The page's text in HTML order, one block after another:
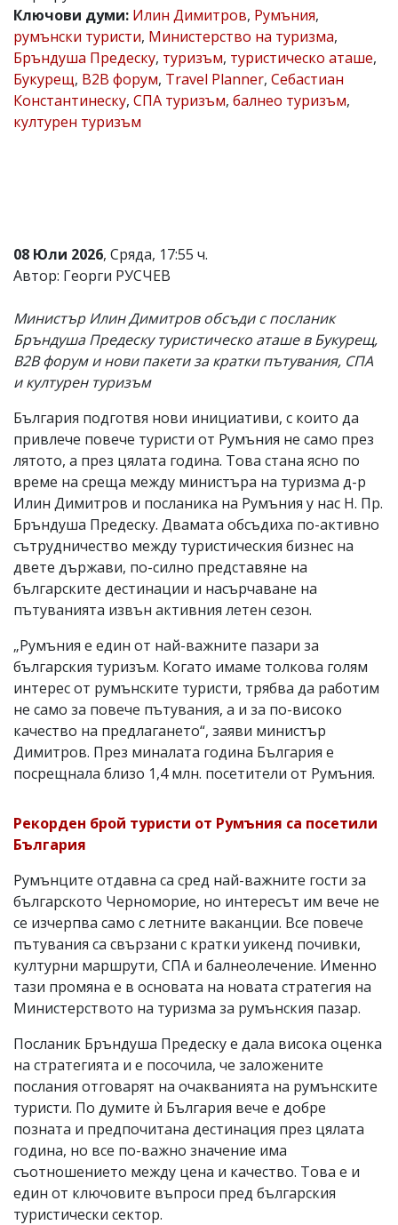
Коментарите
под
статиите
се
въвеждат
от
и
откриете
обиден
коментар,
моля
сигнализирайте
ни!
Ключови думи: Илин Димитров, Румъния,
румънски туристи, Министерство на туризма,
Бръндуша Предеску, туризъм, туристическо аташе,
Букурещ, B2B форум, Travel Planner, Себастиан
Константинеску, СПА туризъм, балнео туризъм,
културен туризъм
08 Юли 2026, Сряда, 17:55 ч.
Автор: Георги РУСЧЕВ
Министър Илин Димитров обсъди с посланик
Бръндуша Предеску туристическо аташе в Букурещ,
B2B форум и нови пакети за кратки пътувания, СПА
и културен туризъм
България подготвя нови инициативи, с които да
привлече повече туристи от Румъния не само през
лятото, а през цялата година. Това стана ясно по
време на среща между министъра на туризма д-р
Илин Димитров и посланика на Румъния у нас Н. Пр.
Бръндуша Предеску. Двамата обсъдиха по-активно
сътрудничество между туристическия бизнес на
двете държави, по-силно представяне на
българските дестинации и насърчаване на
пътуванията извън активния летен сезон.
„Румъния е един от най-важните пазари за
българския туризъм. Когато имаме толкова голям
интерес от румънските туристи, трябва да работим
не само за повече пътувания, а и за по-високо
качество на предлагането“, заяви министър
Димитров. През миналата година България е
посрещнала близо 1,4 млн. посетители от Румъния.
Рекорден брой туристи от Румъния са посетили
България
Румънците отдавна са сред най-важните гости за
българското Черноморие, но интересът им вече не
се изчерпва само с летните ваканции. Все повече
пътувания са свързани с кратки уикенд почивки,
културни маршрути, СПА и балнеолечение. Именно
тази промяна е в основата на новата стратегия на
Министерството на туризма за румънския пазар.
Посланик Бръндуша Предеску е дала висока оценка
на стратегията и е посочила, че заложените
послания отговарят на очакванията на румънските
туристи. По думите ѝ България вече е добре
позната и предпочитана дестинация през цялата
година, но все по-важно значение има
съотношението между цена и качество. Това е и
един от ключовите въпроси пред българския
туристически сектор.